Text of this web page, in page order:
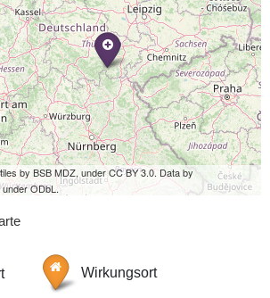
by BSB MDZ, under CC BY 3.0. Data by
ODbL.
Wirkungsort